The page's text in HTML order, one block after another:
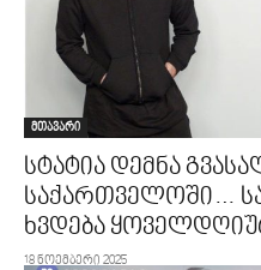
მთავარი
სტატია დემნა
საქართველოში…
ხვდება
18 ნოემბერი 2025